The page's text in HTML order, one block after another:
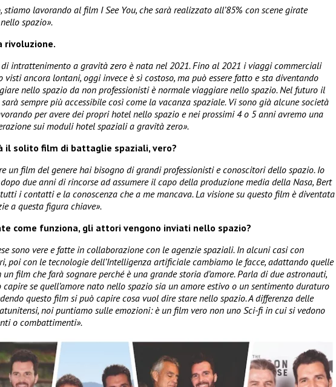
lavorando al film I See You, che sarà realizzato all’85% con scene girate
spazio».
rivoluzione.
di intrattenimento a gravità zero è nata nel 2021. Fino al 2021 i viaggi commerciali
visti ancora lontani, oggi invece è sì costoso, ma può essere fatto e sta diventando
nello spazio da non professionisti è normale viaggiare nello spazio. Nel futuro il
sempre più accessibile così come la vacanza spaziale. Vi sono già alcune società
per avere dei propri hotel nello spazio e nei prossimi 4 o 5 anni avremo una
sui moduli hotel spaziali a gravità zero».
il solito film di battaglie spaziali, vero?
un film del genere hai bisogno di grandi professionisti e conoscitori dello spazio. Io
due anni di rincorse ad assumere il capo della produzione media della Nasa, Bert
i contatti e la conoscenza che a me mancava. La visione su questo film è diventata
a questa figura chiave».
come funziona, gli attori vengono inviati nello spazio?
sono vere e fatte in collaborazione con le agenzie spaziali. In alcuni casi con
poi con le tecnologie dell’Intelligenza artificiale cambiamo le facce, adattando quelle
film che farà sognare perché è una grande storia d’amore. Parla di due astronauti,
capire se quell’amore nato nello spazio sia un amore estivo o un sentimento duraturo
questo film si può capire cosa vuol dire stare nello spazio. A differenza delle
noi puntiamo sulle emozioni: è un film vero non uno Sci-fi in cui si vedono
o combattimenti».